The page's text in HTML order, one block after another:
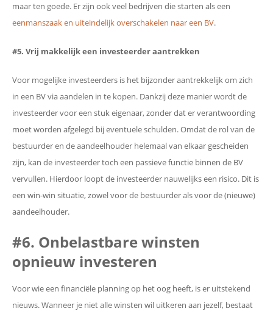
maar ten goede. Er zijn ook veel bedrijven die starten als een
eenmanszaak en uiteindelijk overschakelen naar een BV.
#5. Vrij makkelijk een investeerder aantrekken
Voor mogelijke investeerders is het bijzonder aantrekkelijk om zich
in een BV via aandelen in te kopen. Dankzij deze manier wordt de
investeerder voor een stuk eigenaar, zonder dat er verantwoording
moet worden afgelegd bij eventuele schulden. Omdat de rol van de
bestuurder en de aandeelhouder helemaal van elkaar gescheiden
zijn, kan de investeerder toch een passieve functie binnen de BV
vervullen. Hierdoor loopt de investeerder nauwelijks een risico. Dit is
een win-win situatie, zowel voor de bestuurder als voor de (nieuwe)
aandeelhouder.
#6. Onbelastbare winsten
opnieuw investeren
Voor wie een financiële planning op het oog heeft, is er uitstekend
nieuws. Wanneer je niet alle winsten wil uitkeren aan jezelf, bestaat